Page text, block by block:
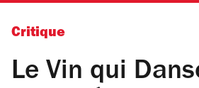
Critique
Le Vin qui